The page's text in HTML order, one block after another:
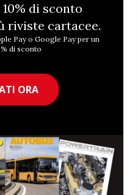
di sconto
riviste cartacee.
Pay o Google Pay per un
di sconto
ORA